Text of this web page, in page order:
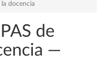
docencia
de
—